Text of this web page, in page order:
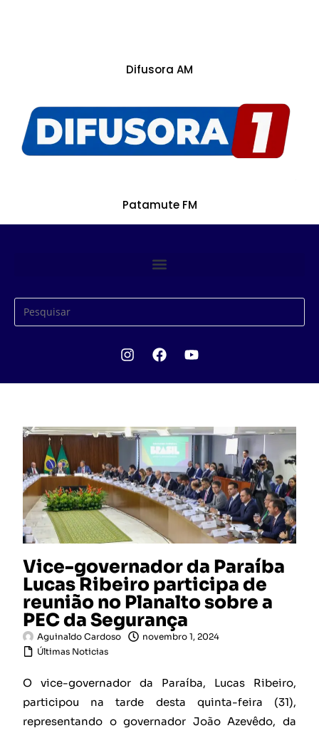
Difusora AM
Patamute FM
Vice-governador da Paraíba
Lucas Ribeiro participa de
reunião no Planalto sobre a
PEC da Segurança
Aguinaldo Cardoso
novembro 1, 2024
Últimas Noticias
O vice-governador da Paraíba, Lucas Ribeiro,
participou na tarde desta quinta-feira (31),
representando o governador João Azevêdo, da